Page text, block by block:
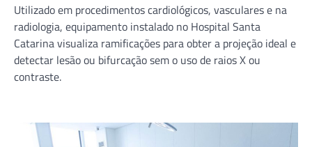
Utilizado em procedimentos cardiológicos, vasculares e na
radiologia, equipamento instalado no Hospital Santa
Catarina visualiza ramificações para obter a projeção ideal e
detectar lesão ou bifurcação sem o uso de raios X ou
contraste.